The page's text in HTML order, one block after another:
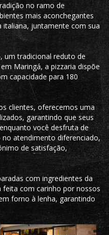
no ramo de
mais aconchegantes
italiana, juntamente com sua
um tradicional reduto de
Maringá, a pizzaria dispõe
capacidade para 180
clientes, oferecemos uma
garantindo que seus
você desfruta de
no atendimento diferenciado,
de satisfação,
com ingredientes da
feita com carinho por nossos
forno à lenha, garantindo